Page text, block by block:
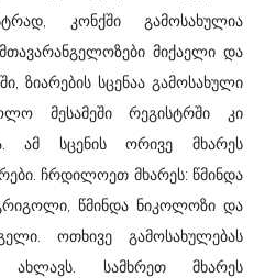
კონქში გამოსახულია
მიქაელი და
ზიარების სცენაა გამოსახული
მესამეში რეგისტრში კი
ამ სცენის ორივე მხარეს
ჩრდილოეთ მხარეს: წმინდა
წმინდა ნიკოლოზი და
ოთხივე გამოსახულებას
ახლავს. სამხრეთ მხარეს